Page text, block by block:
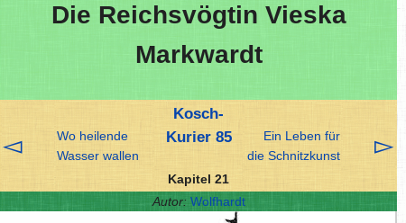
Die Reichsvögtin Vieska
Markwardt
◅
Wo heilende
Wasser wallen
Kosch-
Kurier 85
Kapitel 21
Ein Leben für
die Schnitzkunst
▻
Autor: Wolfhardt